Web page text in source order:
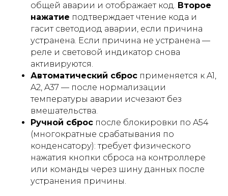
общей аварии и отображает код. Второе
нажатие подтверждает чтение кода и
гасит светодиод аварии, если причина
устранена. Если причина не устранена —
реле и световой индикатор снова
активируются.
Автоматический сброс применяется к A1,
A2, A37 — после нормализации
температуры аварии исчезают без
вмешательства.
Ручной сброс после блокировки по A54
(многократные срабатывания по
конденсатору): требует физического
нажатия кнопки сброса на контроллере
или команды через шину данных после
устранения причины.